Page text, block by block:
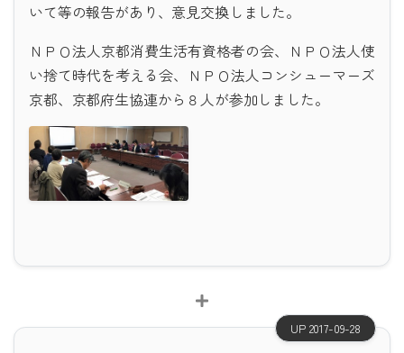
いて等の報告があり、意見交換しました。
ＮＰＯ法人京都消費生活有資格者の会、ＮＰＯ法人使
い捨て時代を考える会、ＮＰＯ法人コンシューマーズ
京都、京都府生協連から８人が参加しました。
UP 2017-09-28